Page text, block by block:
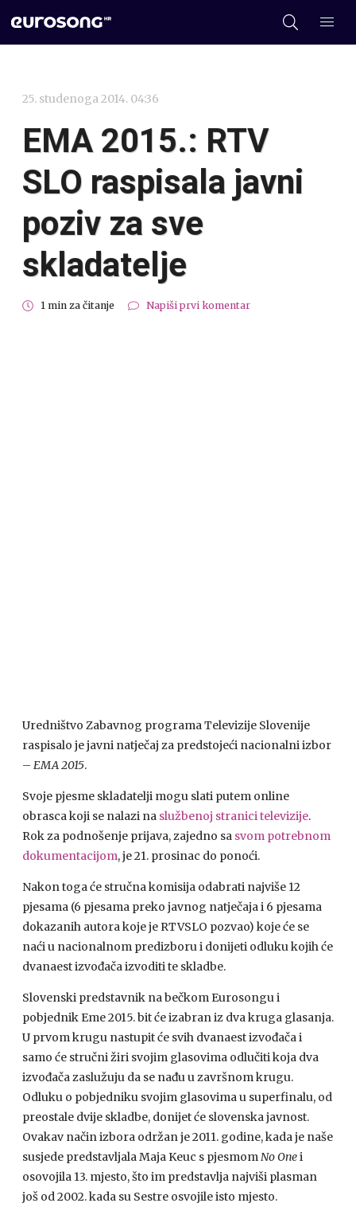
25. studenoga 2014. 04:36
EMA 2015.: RTV
SLO raspisala javni
poziv za sve
skladatelje
1 min za čitanje Napiši prvi komentar
Uredništvo Zabavnog programa Televizije Slovenije
raspisalo je javni natječaj za predstojeći nacionalni izbor
– EMA 2015.
Svoje pjesme skladatelji mogu slati putem online
obrasca koji se nalazi na službenoj stranici televizije.
Rok za podnošenje prijava, zajedno sa svom potrebnom
dokumentacijom, je 21. prosinac do ponoći.
Nakon toga će stručna komisija odabrati najviše 12
pjesama (6 pjesama preko javnog natječaja i 6 pjesama
dokazanih autora koje je RTVSLO pozvao) koje će se
naći u nacionalnom predizboru i donijeti odluku kojih će
dvanaest izvođača izvoditi te skladbe.
Slovenski predstavnik na bečkom Eurosongu i
pobjednik Eme 2015. bit će izabran iz dva kruga glasanja.
U prvom krugu nastupit će svih dvanaest izvođača i
samo će stručni žiri svojim glasovima odlučiti koja dva
izvođača zaslužuju da se nađu u završnom krugu.
Odluku o pobjedniku svojim glasovima u superfinalu, od
preostale dvije skladbe, donijet će slovenska javnost.
Ovakav način izbora održan je 2011. godine, kada je naše
susjede predstavljala Maja Keuc s pjesmomNo Onei
osovojila 13. mjesto, što im predstavlja najviši plasman
još od 2002. kada su Sestre osvojile isto mjesto.